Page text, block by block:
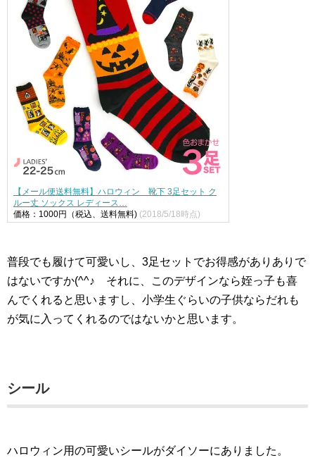
【メール便送料無料】ハロウィン 靴下 3足セット ク
ルー丈 ソックス レディース…
価格：1000円（税込、送料無料) (2018/5/18時点)
普段でも履けて可愛いし、3足セットでお得感がありありで
はないですか(^^♪ それに、このデザインなら姪っ子も喜
んでくれると思いますし、小学生ぐらいの子供ならだれも
が気に入ってくれるのではないかと思います。
シール
ハロウィン用の可愛いシールがダイソーにありました。